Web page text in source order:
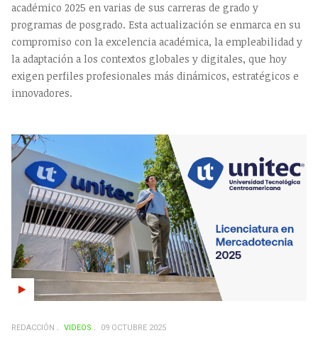
académico 2025 en varias de sus carreras de grado y
programas de posgrado. Esta actualización se enmarca en su
compromiso con la excelencia académica, la empleabilidad y
la adaptación a los contextos globales y digitales, que hoy
exigen perfiles profesionales más dinámicos, estratégicos e
innovadores.
REDACCIÓN VIDEOS 09 OCTUBRE 2025